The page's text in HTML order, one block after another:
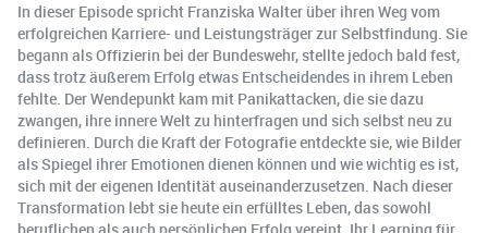
In dieser Episode spricht Franziska Walter über ihren Weg vom
erfolgreichen Karriere- und Leistungsträger zur Selbstfindung. Sie
begann als Offizierin bei der Bundeswehr, stellte jedoch bald fest,
dass trotz äußerem Erfolg etwas Entscheidendes in ihrem Leben
fehlte. Der Wendepunkt kam mit Panikattacken, die sie dazu
zwangen, ihre innere Welt zu hinterfragen und sich selbst neu zu
definieren. Durch die Kraft der Fotografie entdeckte sie, wie Bilder
als Spiegel ihrer Emotionen dienen können und wie wichtig es ist,
sich mit der eigenen Identität auseinanderzusetzen. Nach dieser
Transformation lebt sie heute ein erfülltes Leben, das sowohl